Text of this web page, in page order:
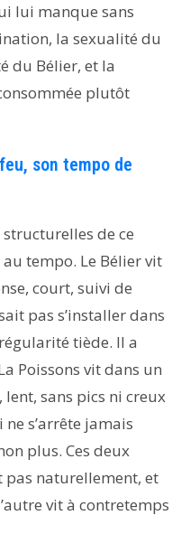
lui manque sans
la sexualité du
du Bélier, et la
plutôt
son tempo de
structurelles de ce
tempo. Le Bélier vit
court, suivi de
pas s’installer dans
tiède. Il a
Poissons vit dans un
sans pics ni creux
s’arrête jamais
plus. Ces deux
pas naturellement, et
vit à contretemps